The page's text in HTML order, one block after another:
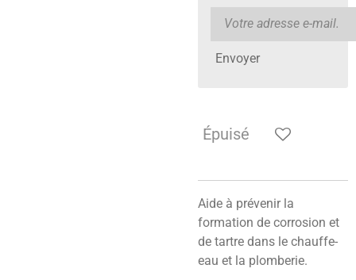
Envoyer
Épuisé
Aide à prévenir la
formation de corrosion et
de tartre dans le chauffe-
eau et la plomberie.